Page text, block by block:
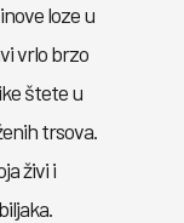
loze u
vrlo brzo
štete u
trsova.
živi i